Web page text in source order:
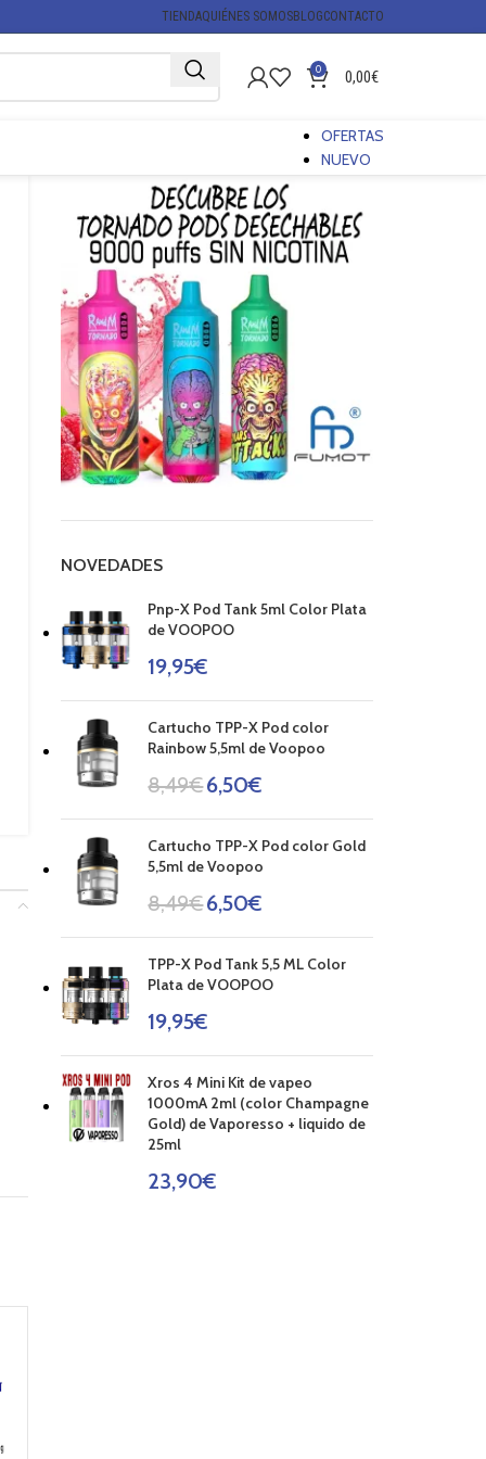
TIENDAQUIÉNES SOMOSBLOGCONTACTO
0 0,00€
OFERTAS
NUEVO
NOVEDADES
Pnp-X Pod Tank 5ml Color Plata
de VOOPOO
19,95€
Cartucho TPP-X Pod color
Rainbow 5,5ml de Voopoo
8,49€6,50€
Cartucho TPP-X Pod color Gold
5,5ml de Voopoo
8,49€6,50€
TPP-X Pod Tank 5,5 ML Color
Plata de VOOPOO
19,95€
Xros 4 Mini Kit de vapeo
1000mA 2ml (color Champagne
Gold) de Vaporesso + liquido de
25ml
23,90€